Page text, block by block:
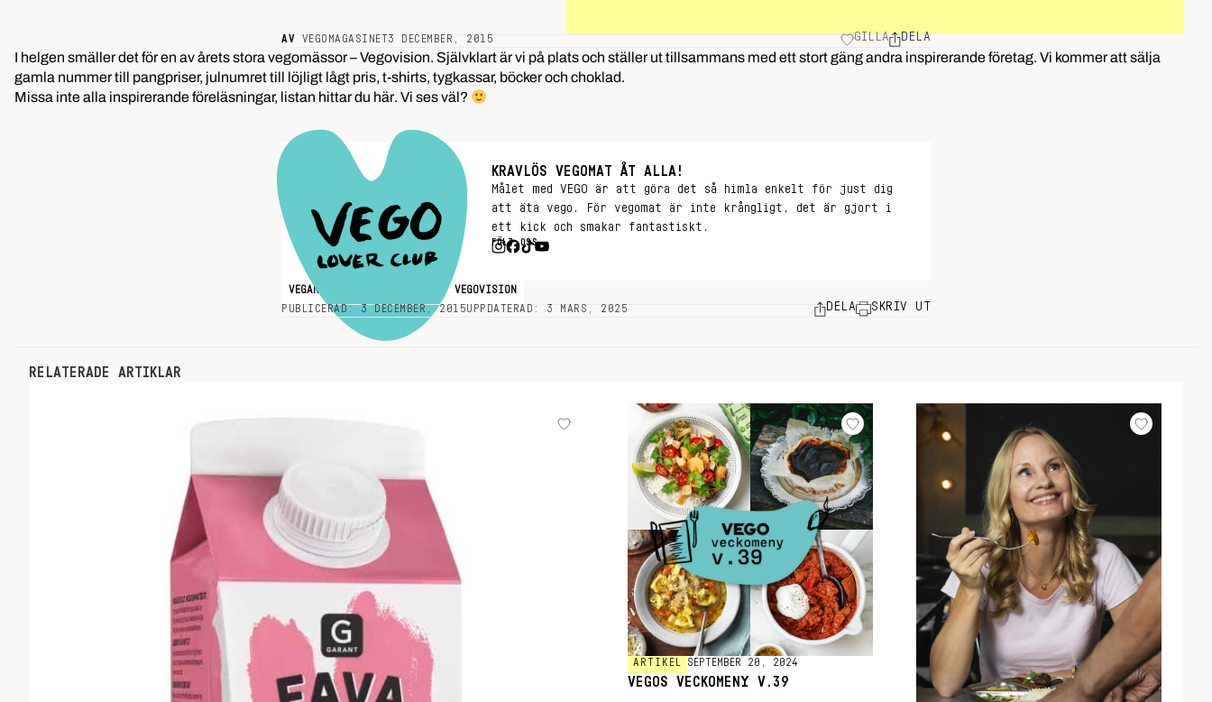
AV VEGOMAGASINET3 DECEMBER, 2015 GILLA DELA
I helgen smäller det för en av årets stora vegomässor – Vegovision. Självklart är vi på plats och ställer ut tillsammans med ett stort gäng andra inspirerande företag. Vi kommer att sälja
gamla nummer till pangpriser, julnumret till löjligt lågt pris, t-shirts, tygkassar, böcker och choklad.
Missa inte alla inspirerande föreläsningar, listan hittar du här. Vi ses väl?
KRAVLÖS VEGOMAT ÅT ALLA!
Målet med VEGO är att göra det så himla enkelt för just dig
att äta vego. För vegomat är inte krångligt, det är gjort i
ett kick och smakar fantastiskt.
FÖLJ OSS
VEGAN
VEGOVISION
PUBLICERAD: 3 DECEMBER, 2015UPPDATERAD: 3 MARS, 2025 DELA SKRIV UT
RELATERADE ARTIKLAR
ARTIKEL SEPTEMBER 20, 2024
VEGOS VECKOMENY V.39